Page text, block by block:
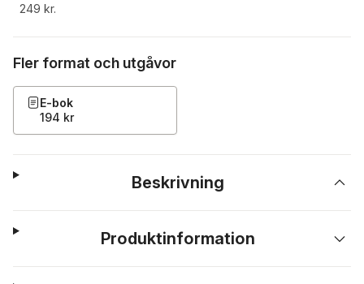
249 kr.
Fler format och utgåvor
E-bok
194 kr
Beskrivning
Produktinformation